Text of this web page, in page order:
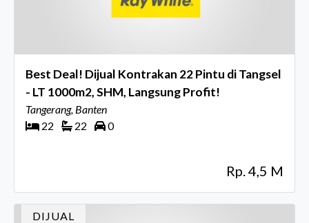
Best Deal! Dijual Kontrakan 22 Pintu di Tangsel
- LT 1000m2, SHM, Langsung Profit!
Tangerang, Banten
22
22 0
Rp. 4,5 M
DIJUAL